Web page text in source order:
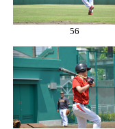
56